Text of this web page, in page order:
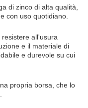
di zinco di alta qualità,
con uso quotidiano.
all'usura
e il materiale di
e durevole su cui
propria borsa, che lo